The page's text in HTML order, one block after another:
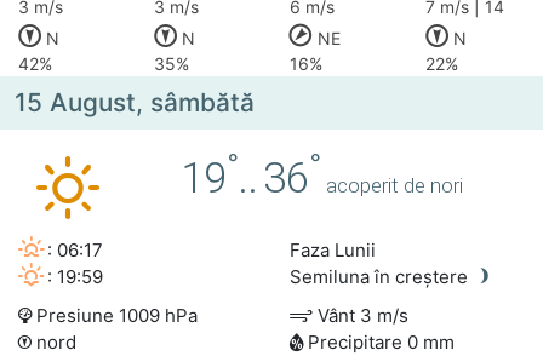
3 m/s
3 m/s 6 m/s
7 m/s | 14
N
N NE
N
42%
35% 16% 22%
15 August, sâmbătă
19°.. 36°
acoperit de nori
: 06:17
: 19:59
Faza Lunii
Semiluna în creștere
Presiune 1009 hPa
Vânt 3 m/s
nord
Precipitare 0 mm